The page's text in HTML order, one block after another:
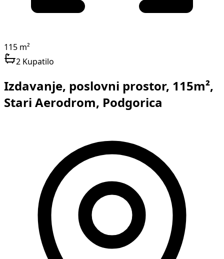
115 m²
2 Kupatilo
Izdavanje, poslovni prostor, 115m²,
Stari Aerodrom, Podgorica